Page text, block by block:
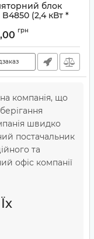
блок
(2,4 кВт *
00000016740
грн
компанія, що
швидко
постачальник
та
офіс компанії